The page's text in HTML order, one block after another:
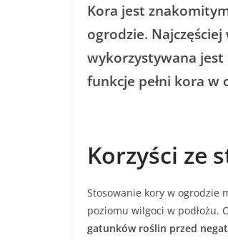
Kora jest
ogrodzie.
wykorzystywana jest
funkcje pełni kora w
Korzyści ze
Stosowanie kory w ogrodzie
poziomu wilgoci w podłożu.
gatunków roślin przed